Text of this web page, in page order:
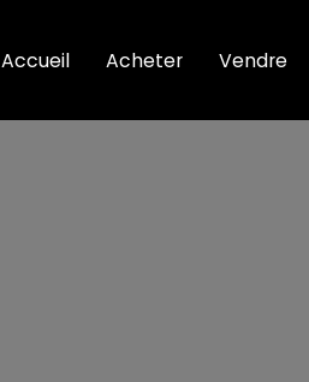
Accueil Acheter Vendre